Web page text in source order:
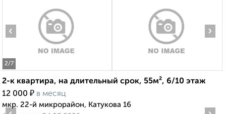
2/7
‹ ›
2-к квартира, на длительный срок, 55м², 6/10 этаж
12 000 ₽ в месяц
мкр. 22-й микрорайон, Катукова 16